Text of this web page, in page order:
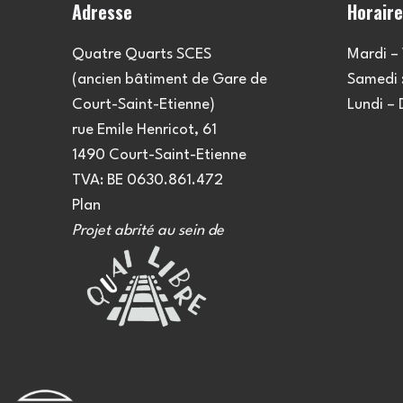
Adresse
Quatre Quarts SCES
(ancien bâtiment de Gare de
Court-Saint-Etienne)
rue Emile Henricot, 61
1490 Court-Saint-Etienne
TVA: BE 0630.861.472
Plan
Projet abrité au sein de
Mardi –
Samedi
Lundi –